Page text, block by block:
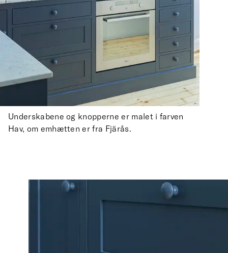
Underskabene og knopperne er malet i farven
Hav, om emhætten er fra Fjärås.